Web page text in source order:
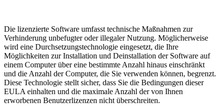
Die lizenzierte Software umfasst technische Maßnahmen zur
Verhinderung unbefugter oder illegaler Nutzung. Möglicherweise
wird eine Durchsetzungstechnologie eingesetzt, die Ihre
Möglichkeiten zur Installation und Deinstallation der Software auf
einem Computer über eine bestimmte Anzahl hinaus einschränkt
und die Anzahl der Computer, die Sie verwenden können, begrenzt.
Diese Technologie stellt sicher, dass Sie die Bedingungen dieser
EULA einhalten und die maximale Anzahl der von Ihnen
erworbenen Benutzerlizenzen nicht überschreiten.